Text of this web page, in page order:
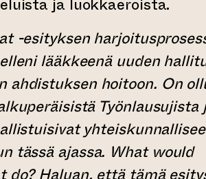
ja luokkaeroista.
-esityksen
lääkkeenä uuden
ahdistuksen hoitoon. On
Työnlausujista
tässä ajassa. What would
do? Haluan, että tämä